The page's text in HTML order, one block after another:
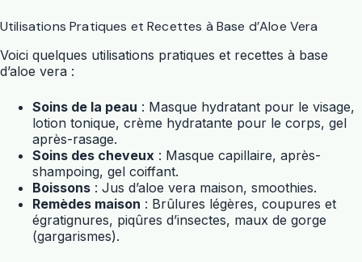
Utilisations Pratiques et Recettes à Base d’Aloe Vera
Voici quelques utilisations pratiques et recettes à base
d’aloe vera :
Soins de la peau : Masque hydratant pour le visage,
lotion tonique, crème hydratante pour le corps, gel
après-rasage.
Soins des cheveux : Masque capillaire, après-
shampoing, gel coiffant.
Boissons : Jus d’aloe vera maison, smoothies.
Remèdes maison : Brûlures légères, coupures et
égratignures, piqûres d’insectes, maux de gorge
(gargarismes).